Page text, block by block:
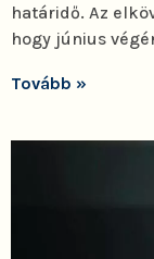
határidő. Az
hogy június
Tovább »